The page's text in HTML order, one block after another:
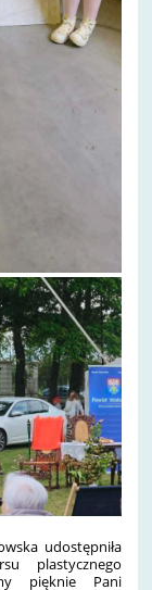
udostępniła
plastycznego
pięknie Pani